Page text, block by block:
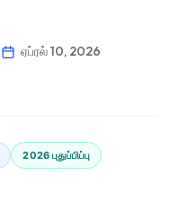
ஏப்ரல் 10, 2026
2026 புதுப்பிப்பு